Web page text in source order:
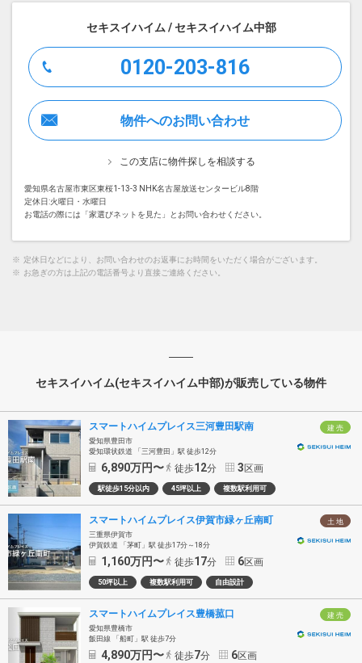
セキスイハイム / セキスイハイム中部
0120-203-816
物件へのお問い合わせ
この支店に物件探しを相談する
愛知県名古屋市東区東桜1-13-3 NHK名古屋放送センタービル8階
定休日:火曜日・水曜日
お電話の際には「家選びネットを見た」とお問い合わせください。
※ 定休日などにより、お問い合わせのお返事にお時間をいただく場合がございます。
※ お急ぎの方は上記の電話番号より直接ご連絡ください。
セキスイハイム(セキスイハイム中部)が販売している物件
建 売
スマートハイムプレイス三河豊田駅南
愛知県豊田市
愛知環状鉄道 「三河豊田」駅 徒歩12分
6,890万円〜 徒歩12分 3 区画
駅徒歩15分以内 45坪以上 複数駅利用可
土 地
スマートハイムプレイス伊賀市緑ヶ丘南町
三重県伊賀市
伊賀鉄道 「茅町」駅 徒歩17分～18分
1,160万円〜 徒歩17分 6区画
50坪以上 複数駅利用可 自由設計
建 売
スマートハイムプレイス豊橋菰口
愛知県豊橋市
飯田線 「船町」駅 徒歩7分
4,890万円〜 徒歩7分 6区画